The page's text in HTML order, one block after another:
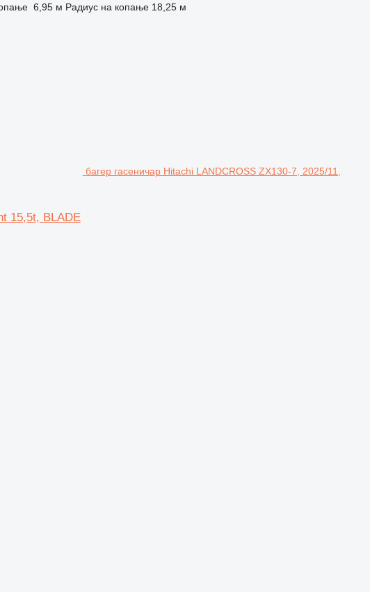
6,95 м Радиус на копање 18,25 м
багер гасеничар Hitachi LANDCROSS ZX130-7, 2025/11,
15,5t, BLADE